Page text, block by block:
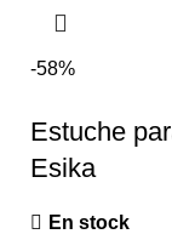
-58%
Estuche
Esika
En stock